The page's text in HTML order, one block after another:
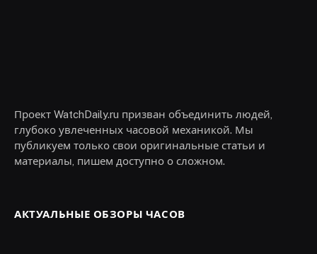
Проект WatchDaily.ru призван объединить людей,
глубоко увлеченных часовой механикой. Мы
публикуем только свои оригинальные статьи и
материалы, пишем доступно о сложном.
АКТУАЛЬНЫЕ ОБЗОРЫ ЧАСОВ